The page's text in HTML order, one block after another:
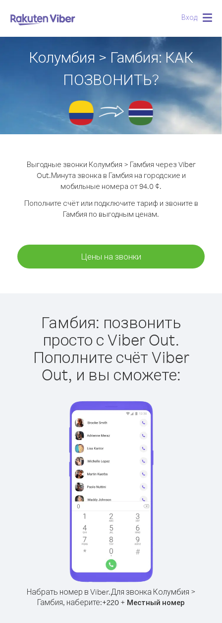
Вход
Колумбия > Гамбия: КАК
ПОЗВОНИТЬ?
Выгодные звонки Колумбия > Гамбия через Viber
Out.Минута звонка в Гамбия на городские и
мобильные номера от 94.0 ¢.
Пополните счёт или подключите тариф и звоните в
Гамбия по выгодным ценам.
Цены на звонки
Гамбия: позвонить
просто с Viber Out.
Пополните счёт Viber
Out, и вы сможете:
Набрать номер в Viber.Для звонка Колумбия >
Гамбия, наберите:+220 + Местный номер